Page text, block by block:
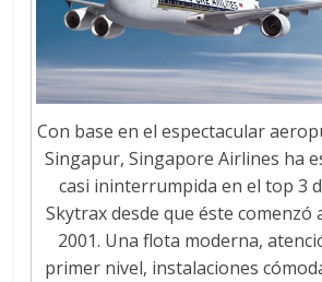
Con base en el espectacular
Singapur, Singapore Airlines ha
casi ininterrumpida en el top 3
Skytrax desde que éste comenzó
2001. Una flota moderna,
primer nivel, instalaciones